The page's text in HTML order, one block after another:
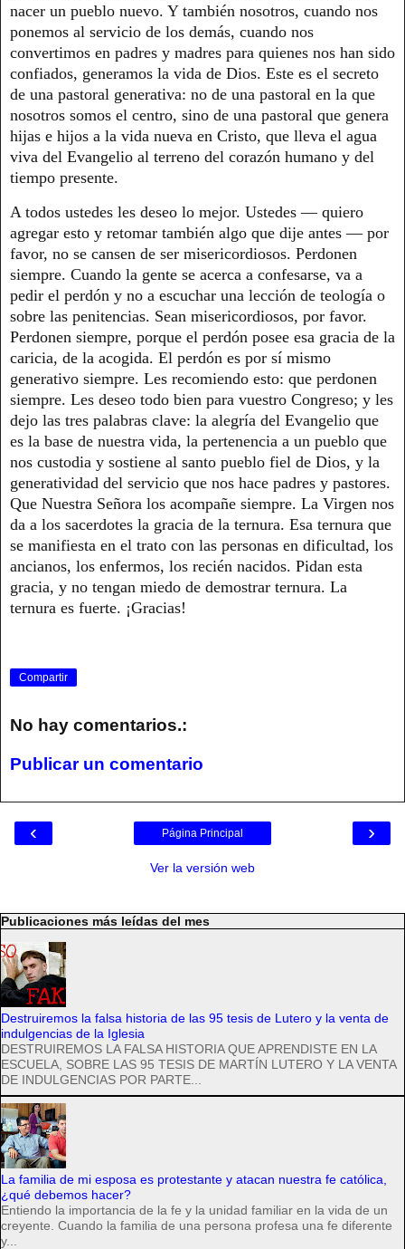
nacer un pueblo nuevo. Y también nosotros, cuando nos
ponemos al servicio de los demás, cuando nos
convertimos en padres y madres para quienes nos han sido
confiados, generamos la vida de Dios. Este es el secreto
de una pastoral generativa: no de una pastoral en la que
nosotros somos el centro, sino de una pastoral que genera
hijas e hijos a la vida nueva en Cristo, que lleva el agua
viva del Evangelio al terreno del corazón humano y del
tiempo presente.
A todos ustedes les deseo lo mejor. Ustedes — quiero
agregar esto y retomar también algo que dije antes — por
favor, no se cansen de ser misericordiosos. Perdonen
siempre. Cuando la gente se acerca a confesarse, va a
pedir el perdón y no a escuchar una lección de teología o
sobre las penitencias. Sean misericordiosos, por favor.
Perdonen siempre, porque el perdón posee esa gracia de la
caricia, de la acogida. El perdón es por sí mismo
generativo siempre. Les recomiendo esto: que perdonen
siempre. Les deseo todo bien para vuestro Congreso; y les
dejo las tres palabras clave: la alegría del Evangelio que
es la base de nuestra vida, la pertenencia a un pueblo que
nos custodia y sostiene al santo pueblo fiel de Dios, y la
generatividad del servicio que nos hace padres y pastores.
Que Nuestra Señora los acompañe siempre. La Virgen nos
da a los sacerdotes la gracia de la ternura. Esa ternura que
se manifiesta en el trato con las personas en dificultad, los
ancianos, los enfermos, los recién nacidos. Pidan esta
gracia, y no tengan miedo de demostrar ternura. La
ternura es fuerte. ¡Gracias!
Compartir
No hay comentarios.:
Publicar un comentario
‹ ›
Página Principal
Ver la versión web
Publicaciones más leídas del mes
Destruiremos la falsa historia de las 95 tesis de Lutero y la venta de
indulgencias de la Iglesia
DESTRUIREMOS LA FALSA HISTORIA QUE APRENDISTE EN LA
ESCUELA, SOBRE LAS 95 TESIS DE MARTÍN LUTERO Y LA VENTA
DE INDULGENCIAS POR PARTE...
La familia de mi esposa es protestante y atacan nuestra fe católica,
¿qué debemos hacer?
Entiendo la importancia de la fe y la unidad familiar en la vida de un
creyente. Cuando la familia de una persona profesa una fe diferente
y...